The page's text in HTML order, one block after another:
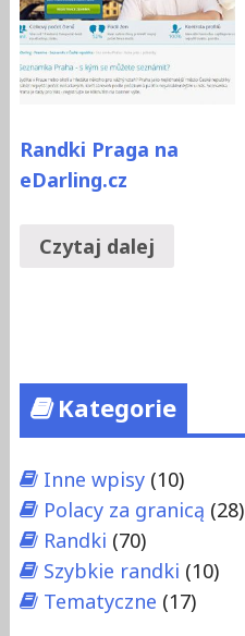
Randki Praga na
eDarling.cz
Czytaj dalej
Kategorie
Inne wpisy(10)
Polacy za granicą (28)
Randki (70)
Szybkie randki (10)
Tematyczne (17)